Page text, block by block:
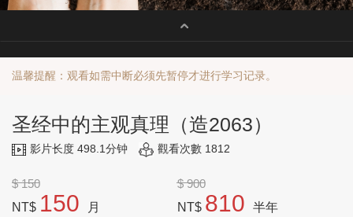
温馨提醒：观看如需中断必须先暂停才进行学习记录。
圣经中的主观真理（造2063）
影片长度 498.1分钟 觀看次數 1812
$ 150
NT$ 150 月
$ 900
NT$ 810 半年